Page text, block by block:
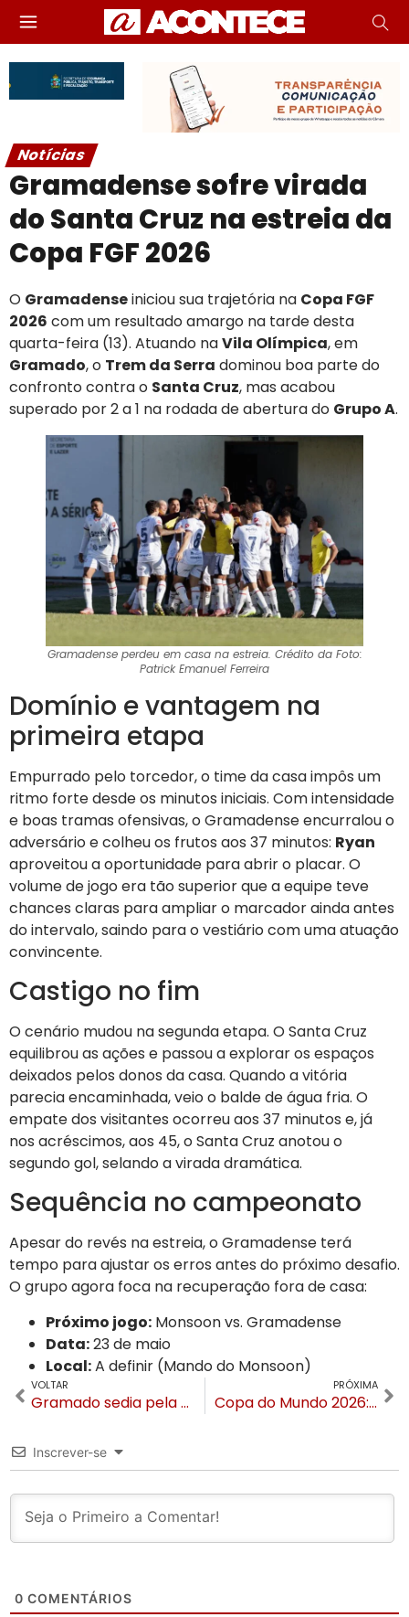
Notícias
Gramadense sofre virada
do Santa Cruz na estreia da
Copa FGF 2026
O Gramadenseiniciou sua trajetória na Copa FGF
2026 com um resultado amargo na tarde desta
quarta-feira (13). Atuando naVila Olímpica, em
Gramado, o Trem da Serra dominou boa parte do
confronto contra o Santa Cruz, mas acabou
superado por 2 a 1 na rodada de abertura do Grupo A.
Gramadense perdeu em casa na estreia. Crédito da Foto:
Patrick Emanuel Ferreira
Domínio e vantagem na
primeira etapa
Empurrado pelo torcedor, o time da casa impôs um
ritmo forte desde os minutos iniciais. Com intensidade
e boas tramas ofensivas, o Gramadense encurralou o
adversário e colheu os frutos aos 37 minutos: Ryan
aproveitou a oportunidade para abrir o placar. O
volume de jogo era tão superior que a equipe teve
chances claras para ampliar o marcador ainda antes
do intervalo, saindo para o vestiário com uma atuação
convincente.
Castigo no fim
O cenário mudou na segunda etapa. O Santa Cruz
equilibrou as ações e passou a explorar os espaços
deixados pelos donos da casa. Quando a vitória
parecia encaminhada, veio o balde de água fria. O
empate dos visitantes ocorreu aos 37 minutos e, já
nos acréscimos, aos 45, o Santa Cruz anotou o
segundo gol, selando a virada dramática.
Sequência no campeonato
Apesar do revés na estreia, o Gramadense terá
tempo para ajustar os erros antes do próximo desafio.
O grupo agora foca na recuperação fora de casa:
Próximo jogo: Monsoon vs. Gramadense
Data:23 de maio
Local:A definir (Mando do Monsoon)
VOLTAR
Gramado sedia pela primeira vez a Bienal internacional de arte em vidro
PRÓXIMA
Copa do Mundo 2026: Vita Boulevard prepara FanFest exclusiva em Gramado
Inscrever-se
0 COMENTÁRIOS